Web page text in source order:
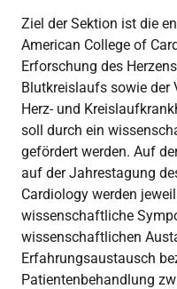
Ziel der Sektion ist die
American College of
Erforschung des
Blutkreislaufs sowie der
Herz- und
soll durch ein
gefördert werden. Auf
auf der Jahrestagung
Cardiology werden
wissenschaftliche
wissenschaftlichen
Erfahrungsaustausch
Patientenbehandlung